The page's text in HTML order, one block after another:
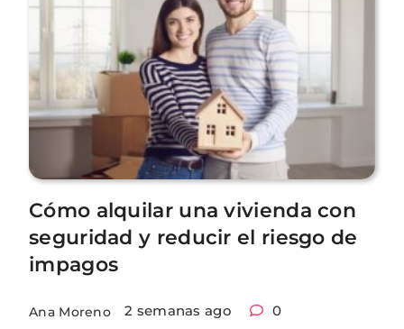
Cómo alquilar una vivienda con
seguridad y reducir el riesgo de
impagos
Ana Moreno 2 semanas ago 0